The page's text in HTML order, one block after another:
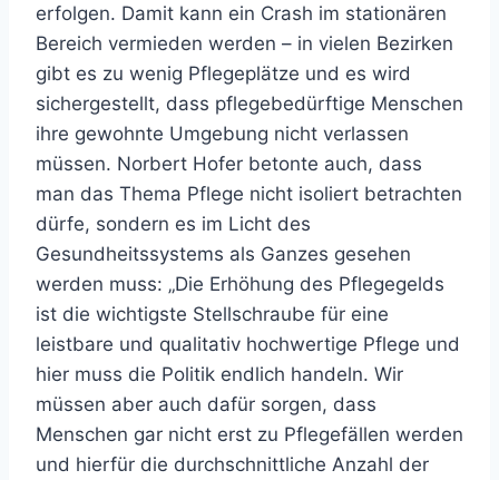
erfolgen. Damit kann ein Crash im stationären
Bereich vermieden werden – in vielen Bezirken
gibt es zu wenig Pflegeplätze und es wird
sichergestellt, dass pflegebedürftige Menschen
ihre gewohnte Umgebung nicht verlassen
müssen. Norbert Hofer betonte auch, dass
man das Thema Pflege nicht isoliert betrachten
dürfe, sondern es im Licht des
Gesundheitssystems als Ganzes gesehen
werden muss: „Die Erhöhung des Pflegegelds
ist die wichtigste Stellschraube für eine
leistbare und qualitativ hochwertige Pflege und
hier muss die Politik endlich handeln. Wir
müssen aber auch dafür sorgen, dass
Menschen gar nicht erst zu Pflegefällen werden
und hierfür die durchschnittliche Anzahl der